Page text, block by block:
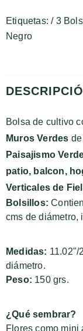
Etiquetas: / 3
Negro
Bolsa de cultivo
Muros Verdes
Paisajismo
patio, balcon,
Verticales de
Bolsillos:
cms de diámetro,
Medidas: 11.02"/
diámetro.
Peso: 150 grs.
¿Qué sembrar?
Flores como mini